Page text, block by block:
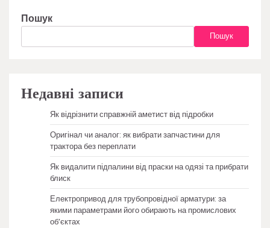
Пошук
Пошук
Недавні записи
Як відрізнити справжній аметист від підробки
Оригінал чи аналог: як вибрати запчастини для
трактора без переплати
Як видалити підпалини від праски на одязі та прибрати
блиск
Електропривод для трубопровідної арматури: за
якими параметрами його обирають на промислових
об’єктах